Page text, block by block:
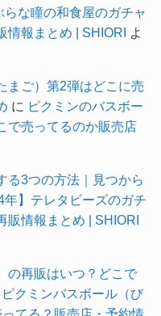
らな瞳の和食屋のガチャ
情報まとめ | SHIORI よ
まご）第2弾はどこに売
に ピクミンのバスボー
で売ってるのか販売店
る3つの方法｜見つから
年】テレタビーズのガチ
販情報まとめ | SHIORI
の再販はいつ？どこで
ピクミンバスボール（び